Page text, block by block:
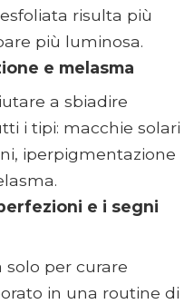
risulta più
più luminosa.
e melasma
a sbiadire
i tipi: macchie solari
iperpigmentazione
e i segni
solo per curare
in una routine di